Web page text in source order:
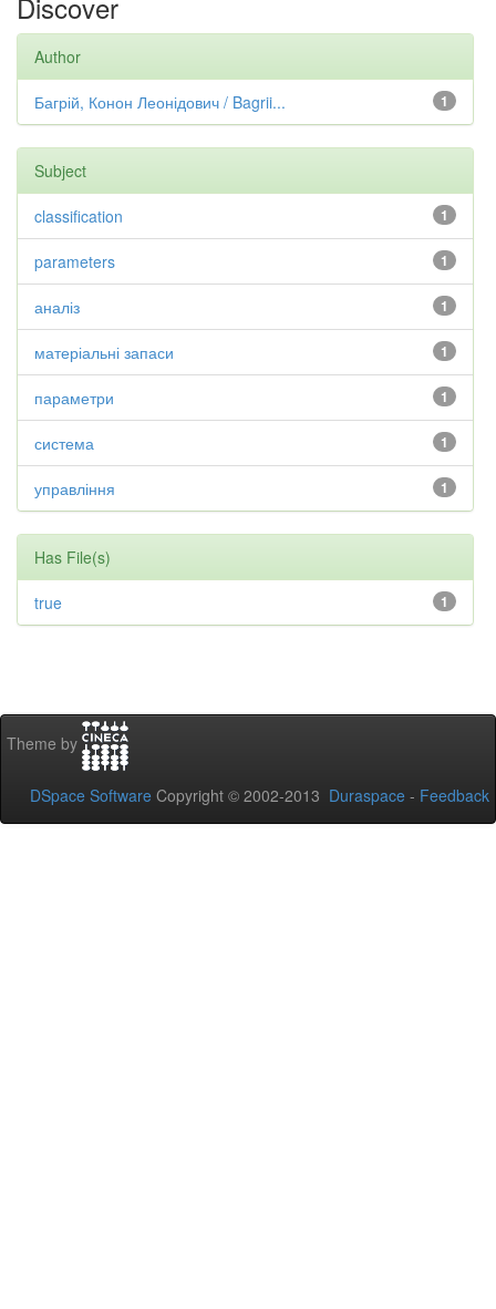
Author
1
Багрій, Конон Леонідович / Bagrii...
Subject
1
classification
1
parameters
1
аналіз
1
матеріальні запаси
1
параметри
1
система
1
управління
Has File(s)
1
true
Theme by
DSpace Software Copyright © 2002-2013 Duraspace - Feedback